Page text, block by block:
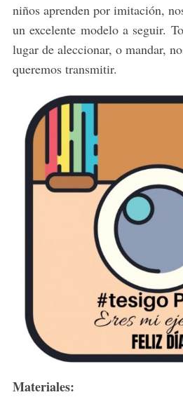
niños aprenden por imitación,
un excelente modelo a seguir.
lugar de aleccionar, o mandar,
queremos transmitir.
Materiales: